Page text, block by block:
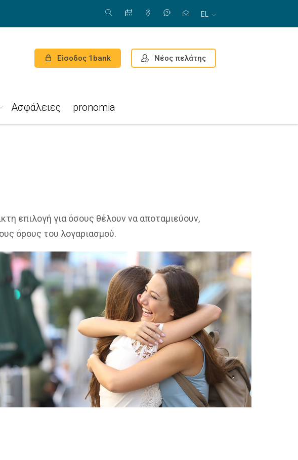
EL
Είσοδος 1bank Νέος πελάτης
Ασφάλειες pronomia
επιλογή για όσους θέλουν να αποταμιεύουν,
όρους του λογαριασμού.